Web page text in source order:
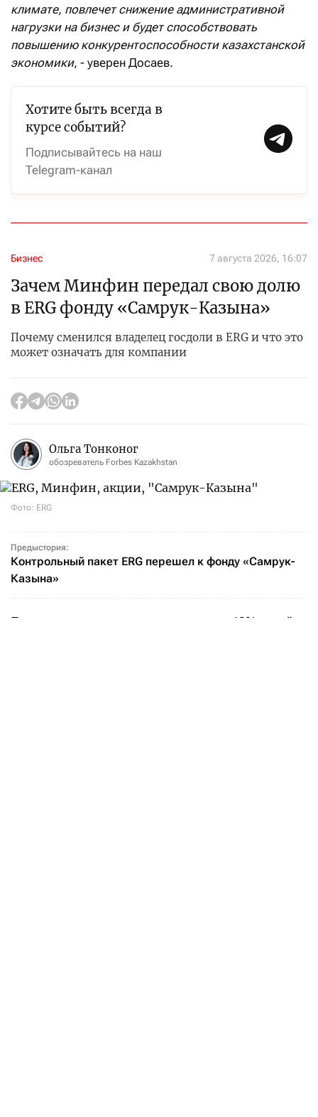
климате, повлечет снижение административной
нагрузки на бизнес и будет способствовать
повышению конкурентоспособности казахстанской
экономики, - уверен Досаев.
Хотите быть всегда в
курсе событий?
Подписывайтесь на наш
Telegram-канал
Бизнес 7 августа 2026, 16:07
Зачем Минфин передал свою долю
в ERG фонду «Самрук-Казына»
Почему сменился владелец госдоли в ERG и что это
может означать для компании
Ольга Тонконог
обозреватель Forbes Kazakhstan
Фото: ERG
Предыстория:
Контрольный пакет ERG перешел к фонду «Самрук-
Казына»
Передача принадлежащих государству 40% акций